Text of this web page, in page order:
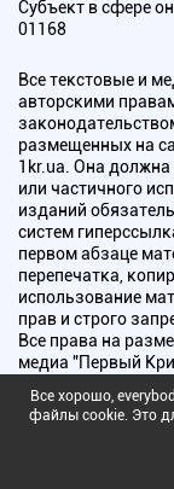
Субъект в сфере
01168
Все текстовые и
авторскими
размещенных на
1kr.ua. Она
или частичного
изданий
систем
первом абзаце
перепечатка,
использование
прав и строго
Все права на
медиа "Первый
Национальным
радиовещания.
Все хорошо,
файлы cookie. Это